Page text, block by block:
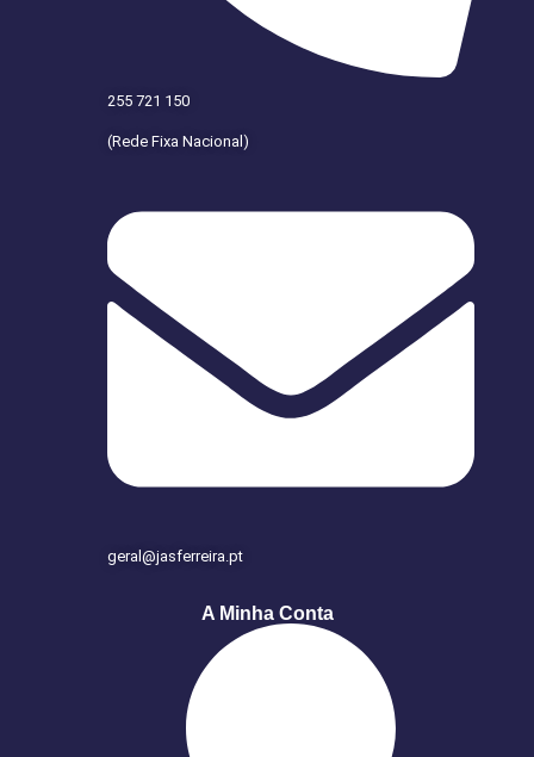
255 721 150
(Rede Fixa Nacional)
geral@jasferreira.pt
A Minha Conta